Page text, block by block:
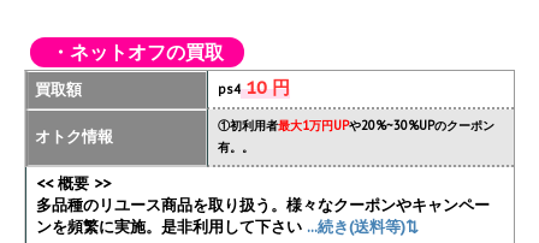
・ネットオフの買取
買取額 ps410 円
オトク情報
①初利用者最大1万円UPや20%~30%UPのクーポン
有。。
<< 概要 >>
多品種のリユース商品を取り扱う。様々なクーポンやキャンペー
ンを頻繁に実施。是非利用して下さい ...続き(送料等)⇅